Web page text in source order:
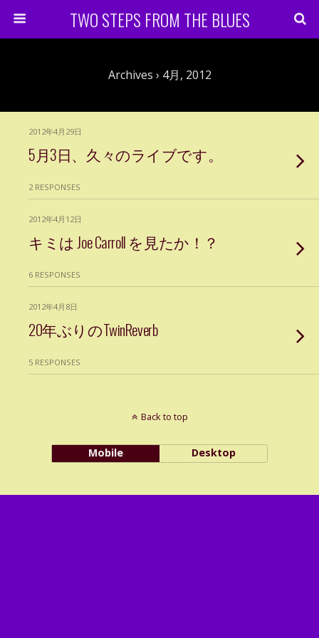
TWO STEPS FROM THE BLUES
Archives › 4月, 2012
2012年4月29日
5月3日、久々のライブです。
2 RESPONSES
2012年4月12日
キミは Joe Carroll を見たか！？
6 RESPONSES
2012年4月8日
20年ぶりのTwinReverb
5 RESPONSES
Back to top
Mobile Desktop